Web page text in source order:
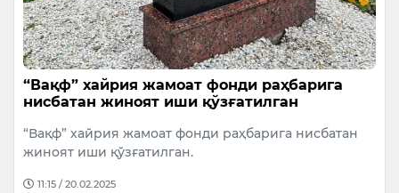
“Вақф” хайрия жамоат фонди раҳбарига
нисбатан жиноят иши қўзғатилган
“Вақф” хайрия жамоат фонди раҳбарига нисбатан
жиноят иши қўзғатилган.
11:15 / 20.02.2025